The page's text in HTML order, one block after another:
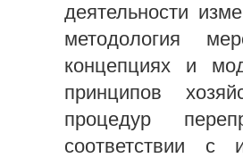
деятельности
методология
концепциях и
принципов
процедур
соответствии с